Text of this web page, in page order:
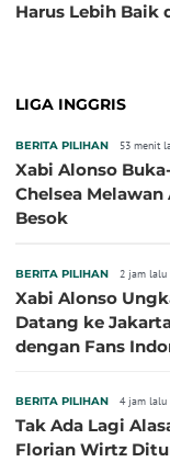
Harus Lebih Baik
LIGA INGGRIS
BERITA PILIHAN 53 menit
Xabi Alonso
Chelsea Melawan
Besok
BERITA PILIHAN 2 jam lalu
Xabi Alonso
Datang ke
dengan Fans
BERITA PILIHAN 4 jam lalu
Tak Ada Lagi
Florian Wirtz